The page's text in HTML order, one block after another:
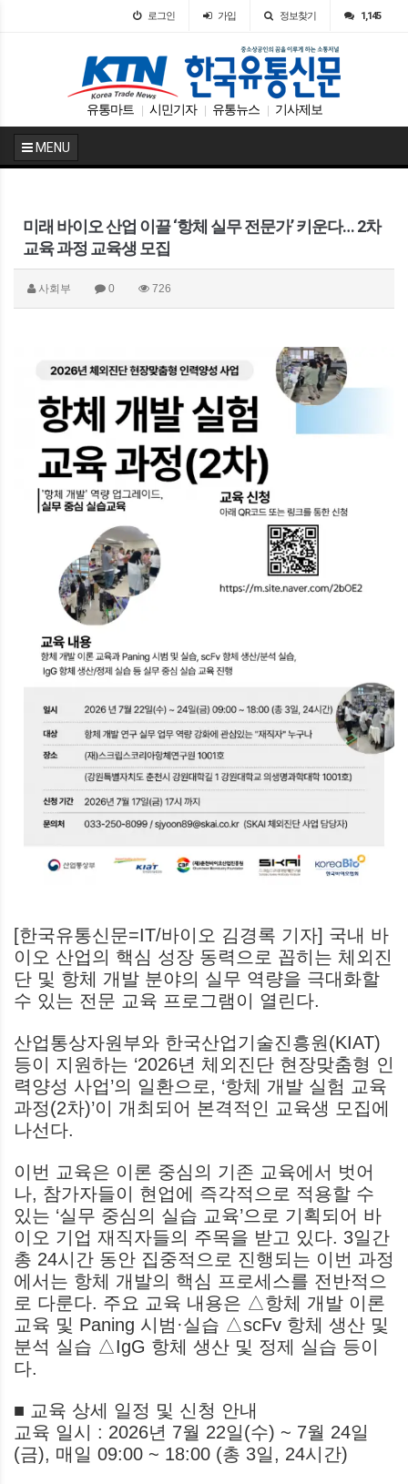
로그인 가입 정보찾기 1,145
유통마트 시민기자 유통뉴스 기사제보
MENU
미래 바이오 산업 이끌 ‘항체 실무 전문가’ 키운다… 2차
교육 과정 교육생 모집
사회부 0 726
[한국유통신문=IT/바이오 김경록 기자] 국내 바
이오 산업의 핵심 성장 동력으로 꼽히는 체외진
단 및 항체 개발 분야의 실무 역량을 극대화할
수 있는 전문 교육 프로그램이 열린다.
산업통상자원부와 한국산업기술진흥원(KIAT)
등이 지원하는 ‘2026년 체외진단 현장맞춤형 인
력양성 사업’의 일환으로, ‘항체 개발 실험 교육
과정(2차)’이 개최되어 본격적인 교육생 모집에
나선다.
이번 교육은 이론 중심의 기존 교육에서 벗어
나, 참가자들이 현업에 즉각적으로 적용할 수
있는 ‘실무 중심의 실습 교육’으로 기획되어 바
이오 기업 재직자들의 주목을 받고 있다. 3일간
총 24시간 동안 집중적으로 진행되는 이번 과정
에서는 항체 개발의 핵심 프로세스를 전반적으
로 다룬다. 주요 교육 내용은 △항체 개발 이론
교육 및 Paning 시범·실습 △scFv 항체 생산 및
분석 실습 △IgG 항체 생산 및 정제 실습 등이
다.
■ 교육 상세 일정 및 신청 안내
교육 일시 : 2026년 7월 22일(수) ~ 7월 24일
(금), 매일 09:00 ~ 18:00 (총 3일, 24시간)